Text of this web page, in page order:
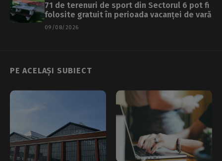
71 de terenuri de sport din Sectorul 6 pot fi
folosite gratuit în perioada vacanței de vară
09/08/2026
PE ACELAȘI SUBIECT